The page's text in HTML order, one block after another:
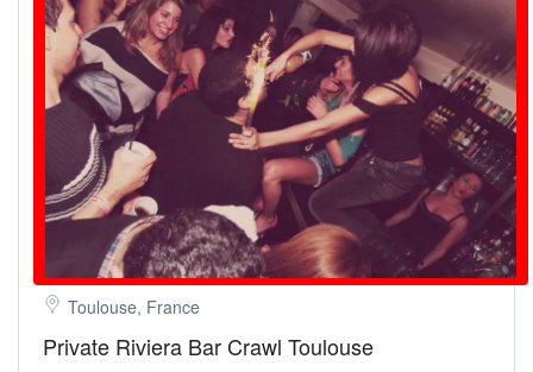
Toulouse, France
Private Riviera Bar Crawl Toulouse